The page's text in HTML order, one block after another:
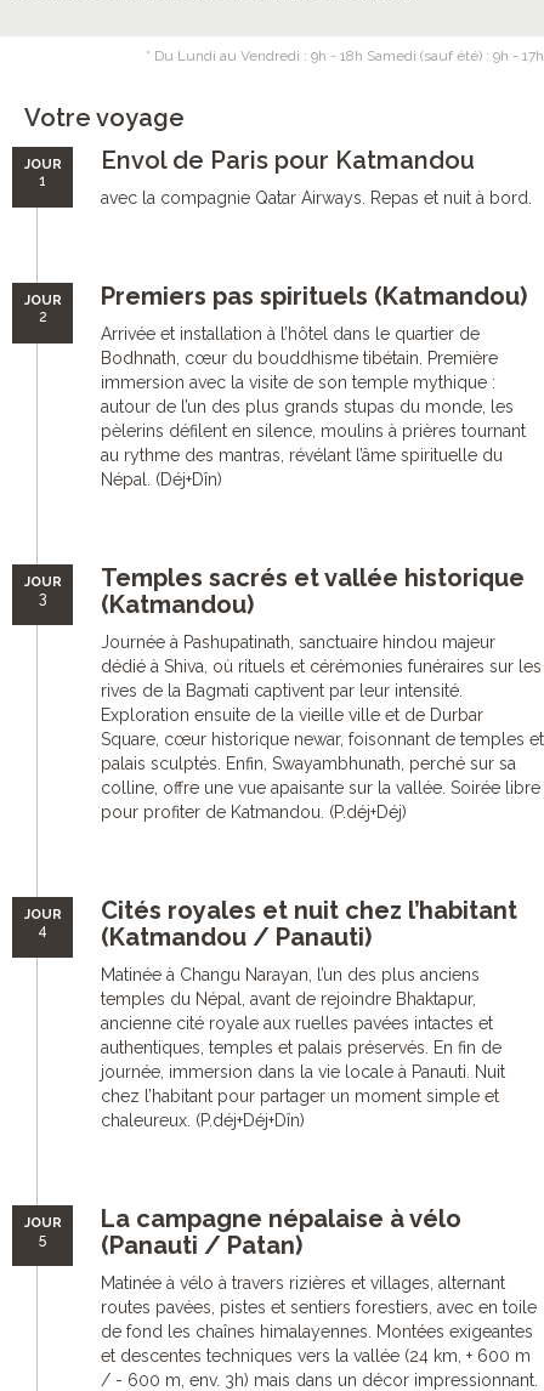
* Du Lundi au Vendredi : 9h - 18h Samedi (sauf été) : 9h - 17h
Votre voyage
JOUR
1
Envol de Paris pour Katmandou
avec la compagnie Qatar Airways. Repas et nuit à bord.
JOUR
2
Premiers pas spirituels (Katmandou)
Arrivée et installation à l’hôtel dans le quartier de
Bodhnath, cœur du bouddhisme tibétain. Première
immersion avec la visite de son temple mythique :
autour de l’un des plus grands stupas du monde, les
pèlerins défilent en silence, moulins à prières tournant
au rythme des mantras, révélant l’âme spirituelle du
Népal. (Déj+Dîn)
JOUR
3
Temples sacrés et vallée historique
(Katmandou)
Journée à Pashupatinath, sanctuaire hindou majeur
dédié à Shiva, où rituels et cérémonies funéraires sur les
rives de la Bagmati captivent par leur intensité.
Exploration ensuite de la vieille ville et de Durbar
Square, cœur historique newar, foisonnant de temples et
palais sculptés. Enfin, Swayambhunath, perché sur sa
colline, offre une vue apaisante sur la vallée. Soirée libre
pour profiter de Katmandou. (P.déj+Déj)
JOUR
4
Cités royales et nuit chez l’habitant
(Katmandou / Panauti)
Matinée à Changu Narayan, l’un des plus anciens
temples du Népal, avant de rejoindre Bhaktapur,
ancienne cité royale aux ruelles pavées intactes et
authentiques, temples et palais préservés. En fin de
journée, immersion dans la vie locale à Panauti. Nuit
chez l’habitant pour partager un moment simple et
chaleureux. (P.déj+Déj+Dîn)
JOUR
5
La campagne népalaise à vélo
(Panauti / Patan)
Matinée à vélo à travers rizières et villages, alternant
routes pavées, pistes et sentiers forestiers, avec en toile
de fond les chaînes himalayennes. Montées exigeantes
et descentes techniques vers la vallée (24 km, + 600 m
/ - 600 m, env. 3h) mais dans un décor impressionnant.